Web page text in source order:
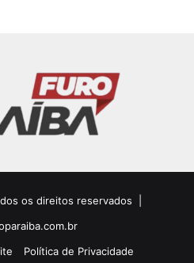
os direitos reservados |
Política de Privacidade